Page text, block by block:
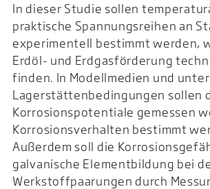
In dieser Studie sollen
praktische Spannungsreihen an
experimentell bestimmt werden,
Erdöl- und Erdgasförderung
finden. In Modellmedien und unter
Lagerstättenbedingungen sollen
Korrosionspotentiale gemessen
Korrosionsverhalten bestimmt
Außerdem soll die
galvanische Elementbildung bei
Werkstoffpaarungen durch